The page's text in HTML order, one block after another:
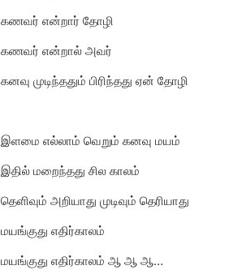
கணவர் என்றார் தோழி
கணவர் என்றால் அவர்
கனவு முடிந்ததும் பிரிந்தது ஏன் தோழி
இளமை எல்லாம் வெறும் கனவு மயம்
இதில் மறைந்தது சில காலம்
தெளிவும் அறியாது முடிவும் தெரியாது
மயங்குது எதிர்காலம்
மயங்குது எதிர்காலம் ஆ ஆ ஆ…